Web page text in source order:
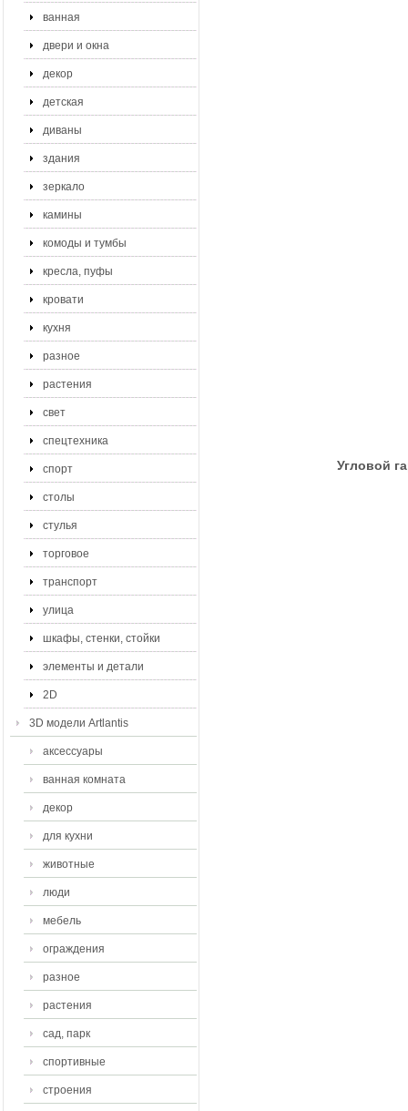
ванная
двери и окна
декор
детская
диваны
здания
зеркало
камины
комоды и тумбы
кресла, пуфы
кровати
кухня
разное
растения
свет
спецтехника
спорт
столы
стулья
торговое
транспорт
улица
шкафы, стенки, стойки
элементы и детали
2D
3D модели Artlantis
аксессуары
ванная комната
декор
для кухни
животные
люди
мебель
ограждения
разное
растения
сад, парк
спортивные
строения
Угловой